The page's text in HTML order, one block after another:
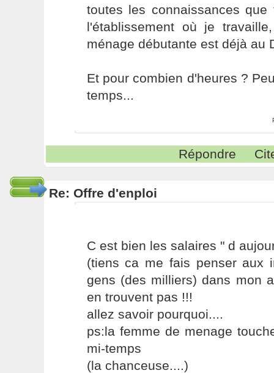
toutes les connaissances
l'établissement où je
ménage débutante est déjà au
Et pour combien d'heures ?
temps...
Répondre
Re: Offre d'enploi
C est bien les salaires " d
(tiens ca me fais penser aux
gens (des milliers) dans mon
en trouvent pas !!!
allez savoir pourquoi....
ps:la femme de menage
mi-temps
(la chanceuse....)